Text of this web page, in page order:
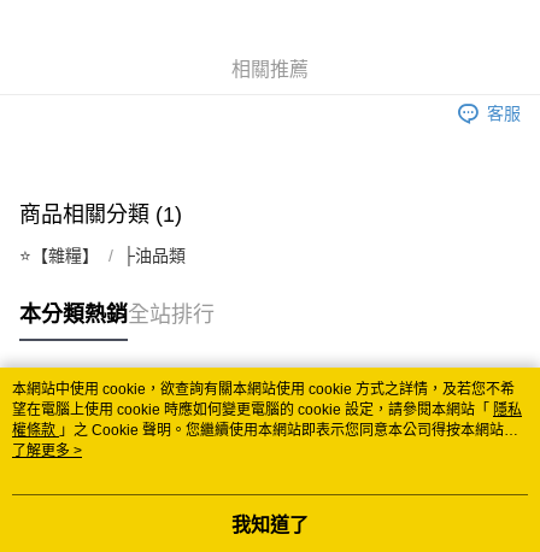
每筆NT$60
付款後全家取貨
每筆NT$60
7-11取貨付款
每筆NT$60
每筆NT$60
相關推薦
客服
商品相關分類 (1)
⭐️【雜糧】 ├油品類
本分類熱銷全站排行
熱門標籤
本網站中使用 cookie，欲查詢有關本網站使用 cookie 方式之詳情，及若您不希
望在電腦上使用 cookie 時應如何變更電腦的 cookie 設定，請參閱本網站「 隱私
權條款 」之 Cookie 聲明。您繼續使用本網站即表示您同意本公司得按本網站使
用條款之 Cookie 聲明使用 cookie。
了解更多 >
我知道了